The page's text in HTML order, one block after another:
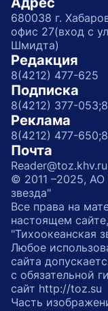
680038 г.
офис 27(вход с
Шмидта)
Редакция
8(4212) 477-625
Подписка
8(4212) 377-053;
Реклама
8(4212) 477-650;
Почта
Reader@toz.khv.ru
© 2011 –2025, АО
звезда"
Все права на
настоящем
"Тихоокеанская
Любое
сайта
с обязательной
сайт http://toz.su
Часть